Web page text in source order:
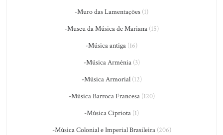
-Muro das Lamentações (1)
-Museu da Música de Mariana(15)
-Música antiga (16)
-Música Armênia(3)
-Música Armorial(12)
-Música Barroca Francesa(120)
-Música Cipriota (1)
-Música Colonial e Imperial Brasileira(206)